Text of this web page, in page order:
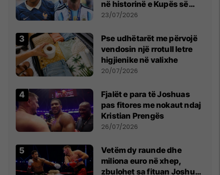
në historinë e Kupës së
Botës, Messi mbetet i dyti
23/07/2026
Pse udhëtarët me përvojë
vendosin një rrotull letre
higjienike në valixhe
20/07/2026
Fjalët e para të Joshuas
pas fitores me nokaut ndaj
Kristian Prengës
26/07/2026
Vetëm dy raunde dhe
miliona euro në xhep,
zbulohet sa fituan Joshua